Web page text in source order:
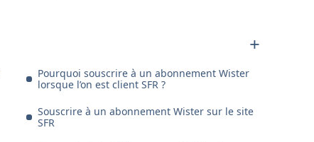
Pourquoi souscrire à un abonnement Wister
lorsque l’on est client SFR ?
Souscrire à un abonnement Wister sur le site
SFR